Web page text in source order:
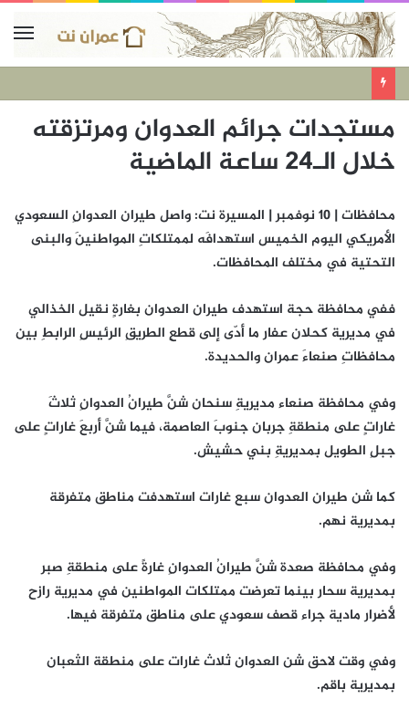
مستجدات جرائم العدوان ومرتزقته
خلال الـ24 ساعة الماضية
محافظات | 10 نوفمبر | المسيرة نت: واصل طيران العدوانِ السعودي
الأمريكي اليوم الخميس استهدافَه لممتلكاتِ المواطنينَ والبنى
التحتية في مختلف المحافظات.
ففي محافظة حجة استهدف طيران العدوان بغارةٍ نقيل الخذالي
في مديرية كحلان عفار ما أدّى إلى قطعِ الطريقِ الرئيسِ الرابطِ بين
محافظاتِ صنعاءَ عمران والحديدة.
وفي محافظة صنعاء مديريةِ سنحان شنَّ طيرانُ العدوانِ ثلاثَ
غاراتٍ على منطقةِ جربان جنوبَ العاصمة، فيما شنَّ أربعَ غاراتٍ على
جبلِ الطويل بمديريةِ بني حشيش.
كما شن طيران العدوان سبع غارات استهدفت مناطق متفرقة
بمديرية نهم.
وفي محافظة صعدة شنَّ طيرانُ العدوانِ غارةً على منطقةِ صبر
بمديرية سحار بينما تعرضت ممتلكات المواطنين في مديرية رازح
لأضرار مادية جراء قصف سعودي على مناطق متفرقة فيها.
وفي وقت لاحق شن العدوان ثلاث غارات على منطقة الثعبان
بمديرية باقم.